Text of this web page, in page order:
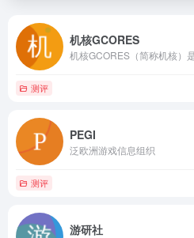
机核GCORES
机核GCORES（简称机核）
测评
PEGI
泛欧洲游戏信息组织
测评
游研社